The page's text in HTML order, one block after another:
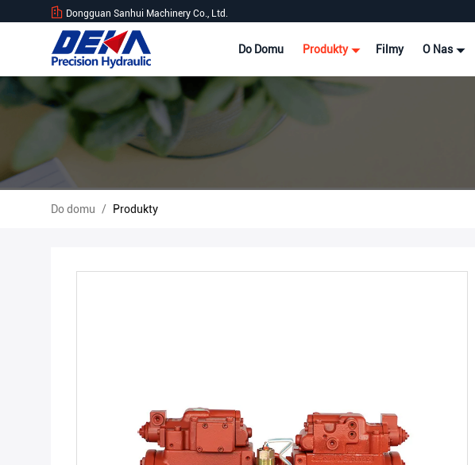
Dongguan Sanhui Machinery Co., Ltd.
Do Domu Produkty Filmy O Nas
Do domu / Produkty